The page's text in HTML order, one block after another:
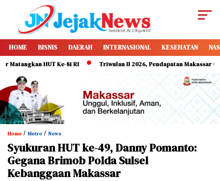
HOME BISNIS DAERAH INTERNASIONAL KESEHATAN
HUT Ke-81 RI Triwulan II 2026, Pendapatan Makassar Capai
Home / Metro / News
Syukuran HUT ke-49, Danny Pomanto:
Gegana Brimob Polda Sulsel
Kebanggaan Makassar